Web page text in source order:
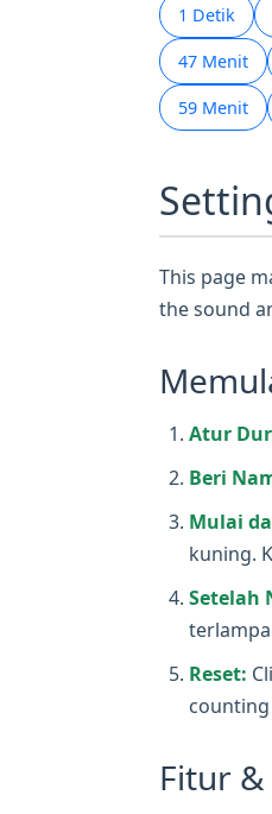
1 Detik
47 Menit
59 Menit
This page
the sound
Atur
Beri
Mulai
kuning.
Setelah
Reset:
Fitur